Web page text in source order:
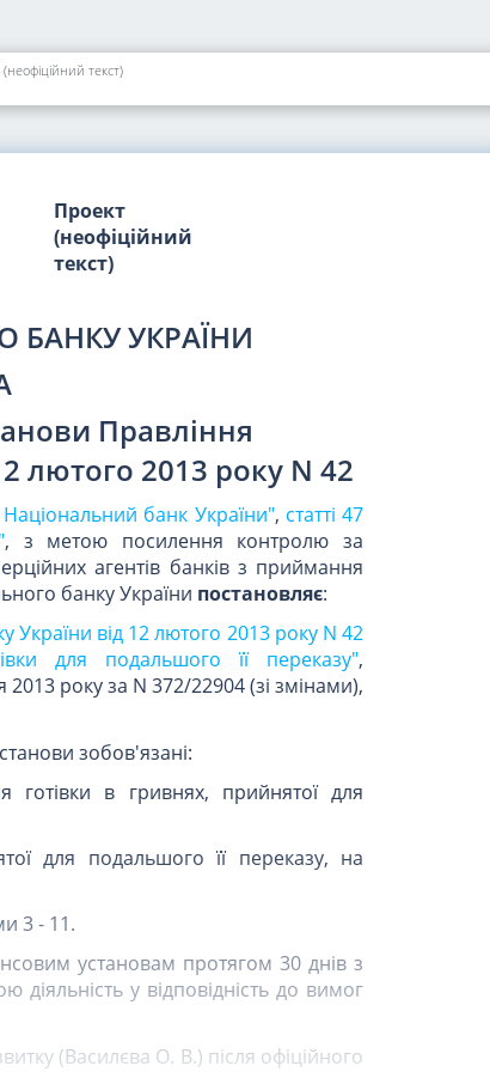
текст)
Проект
(неофіційний
текст)
БАНКУ УКРАЇНИ
Правління
лютого 2013 року N 42
банк України", статті 47
, з метою посилення контролю за
агентів банків з приймання
банку України постановляє:
України від 12 лютого 2013 року N 42
для подальшого її переказу",
2013 року за N 372/22904 (зі змінами),
зобов'язані:
готівки в гривнях, прийнятої для
для подальшого її переказу, на
3 - 11.
установам протягом 30 днів з
у відповідність до вимог
(Василєва О. В.) після офіційного